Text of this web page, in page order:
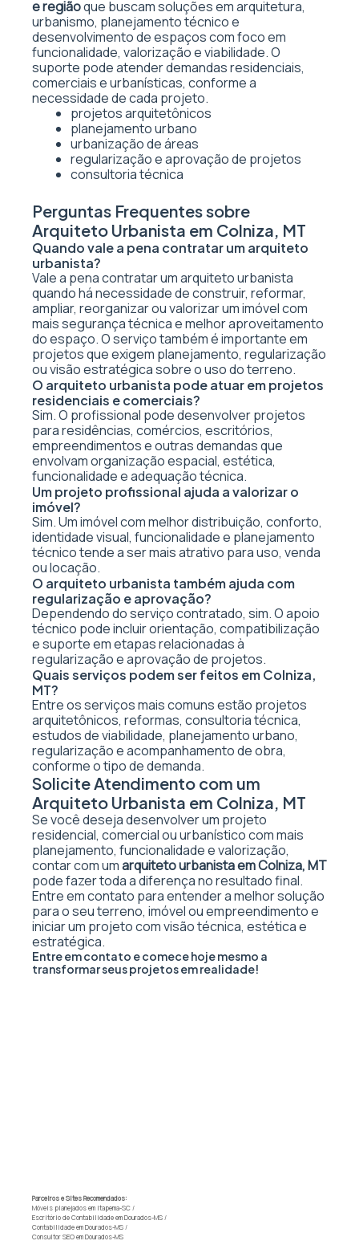
e regiãoque buscam soluções em arquitetura,
urbanismo, planejamento técnico e
desenvolvimento de espaços com foco em
funcionalidade, valorização e viabilidade. O
suporte pode atender demandas residenciais,
comerciais e urbanísticas, conforme a
necessidade de cada projeto.
projetos arquitetônicos
planejamento urbano
urbanização de áreas
regularização e aprovação de projetos
consultoria técnica
Perguntas Frequentes sobre
Arquiteto Urbanista em Colniza, MT
Quando vale a pena contratar um arquiteto
urbanista?
Vale a pena contratar um arquiteto urbanista
quando há necessidade de construir, reformar,
ampliar, reorganizar ou valorizar um imóvel com
mais segurança técnica e melhor aproveitamento
do espaço. O serviço também é importante em
projetos que exigem planejamento, regularização
ou visão estratégica sobre o uso do terreno.
O arquiteto urbanista pode atuar em projetos
residenciais e comerciais?
Sim. O profissional pode desenvolver projetos
para residências, comércios, escritórios,
empreendimentos e outras demandas que
envolvam organização espacial, estética,
funcionalidade e adequação técnica.
Um projeto profissional ajuda a valorizar o
imóvel?
Sim. Um imóvel com melhor distribuição, conforto,
identidade visual, funcionalidade e planejamento
técnico tende a ser mais atrativo para uso, venda
ou locação.
O arquiteto urbanista também ajuda com
regularização e aprovação?
Dependendo do serviço contratado, sim. O apoio
técnico pode incluir orientação, compatibilização
e suporte em etapas relacionadas à
regularização e aprovação de projetos.
Quais serviços podem ser feitos em Colniza,
MT?
Entre os serviços mais comuns estão projetos
arquitetônicos, reformas, consultoria técnica,
estudos de viabilidade, planejamento urbano,
regularização e acompanhamento de obra,
conforme o tipo de demanda.
Solicite Atendimento com um
Arquiteto Urbanista em Colniza, MT
Se você deseja desenvolver um projeto
residencial, comercial ou urbanístico com mais
planejamento, funcionalidade e valorização,
contar com umarquiteto urbanista em Colniza, MT
pode fazer toda a diferença no resultado final.
Entre em contato para entender a melhor solução
para o seu terreno, imóvel ou empreendimento e
iniciar um projeto com visão técnica, estética e
estratégica.
Entre em contato e comece hoje mesmo a
transformar seus projetos em realidade!
Parceiros e Sites Recomendados:
Móveis planejados em Itapema-SC /
Escritório de Contabilidade em Dourados-MS /
Contabilidade em Dourados-MS /
Consultor SEO em Dourados-MS